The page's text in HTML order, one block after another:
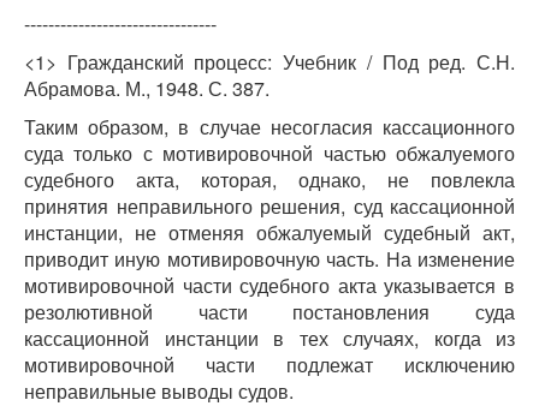
--------------------------------
<1> Гражданский процесс: Учебник / Под ред. С.Н.
Абрамова. М., 1948. С. 387.
Таким образом, в случае несогласия кассационного
суда только с мотивировочной частью обжалуемого
судебного акта, которая, однако, не повлекла
принятия неправильного решения, суд кассационной
инстанции, не отменяя обжалуемый судебный акт,
приводит иную мотивировочную часть. На изменение
мотивировочной части судебного акта указывается в
резолютивной части постановления суда
кассационной инстанции в тех случаях, когда из
мотивировочной части подлежат исключению
неправильные выводы судов.